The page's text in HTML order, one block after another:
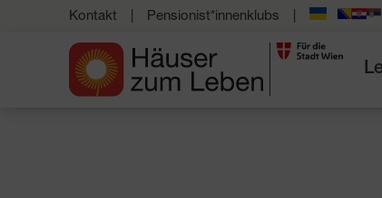
Kontakt Pensionist*innenklubs